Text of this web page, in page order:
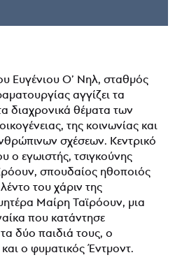
Ευγένιου Ο’ Νηλ, σταθμός
αγγίζει τα
διαχρονικά θέματα των
της κοινωνίας και
σχέσεων. Κεντρικό
ο εγωιστής, τσιγκούνης
σπουδαίος ηθοποιός
του χάριν της
Μαίρη Ταϊρόουν, μια
που κατάντησε
δύο παιδιά τους, ο
ο φυματικός Έντμοντ.